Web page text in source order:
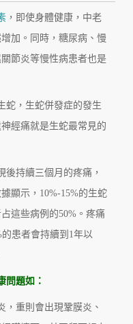
，即使身體健康，中老
加。同時，糖尿病、慢
節炎等慢性病患者也是
蛇，生蛇併發症的發生
經痛就是生蛇最常見的
後持續三個月的疼痛，
顯示，10%-15%的生蛇
這些病例的50%。疼痛
患者會持續到1年以
問題如：
，重則會出現鞏膜炎、